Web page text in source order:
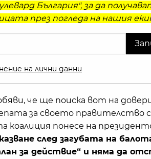
България", за да
през погледа на нашия
на лични данни
че ще поиска вот на
за своето правителство
коалиция понесе на
след загубата на
за действие“ и няма да